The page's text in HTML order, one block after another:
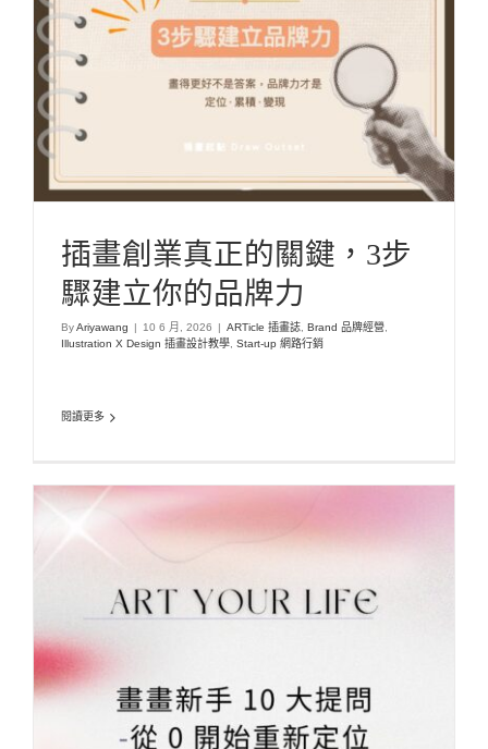
Start-up 網路行銷
插畫創業真正的關鍵，3步
驟建立你的品牌力
ByAriyawang | 10 6 月, 2026 | ARTicle 插畫誌 Brand 品牌經營
Illustration X Design 插畫設計教學 Start-up 網路行銷
閱讀更多
畫畫新手 10 大提問：從 0 開始重新定位
ARTicle 插畫誌 Illustration X Design 插畫設計教學